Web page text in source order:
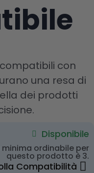
con
una resa di
dei prodotti
Disponibile
ordinabile per
questo prodotto è 3.
Compatibilità